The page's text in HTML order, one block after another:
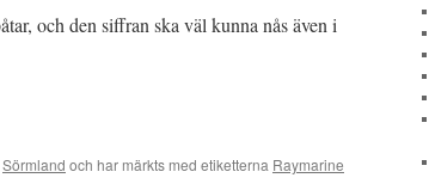
och den siffran ska väl kunna nås även i
Sörmland och har märkts med etiketterna Raymarine